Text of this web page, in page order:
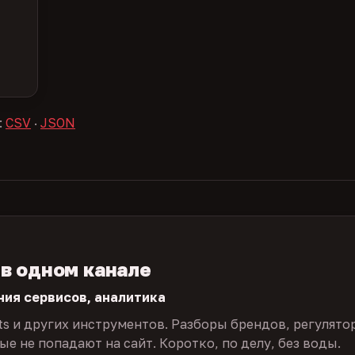
CSV · JSON
одном канале
сервисов, аналитика
и других инструментов. Разборы брендов,
не попадают на сайт. Коротко, по делу, без воды.